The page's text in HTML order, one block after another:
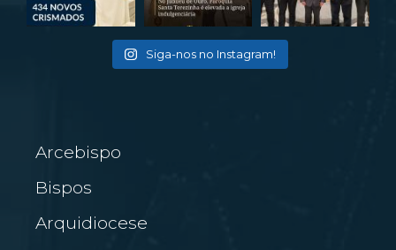
Siga-nos no Instagram!
Arcebispo
Bispos
Arquidiocese